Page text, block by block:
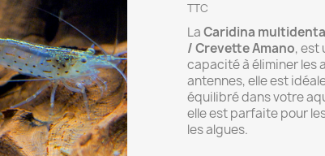
TTC
LaCaridina
/ Crevette Amano, est
capacité à éliminer les
antennes, elle est
équilibré dans votre
elle est parfaite pour
les algues.